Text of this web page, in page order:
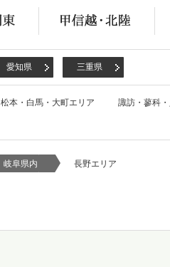
愛知県 三重県
松本・白馬・大町エリア
諏訪・蓼科
岐阜県内 長野エリア